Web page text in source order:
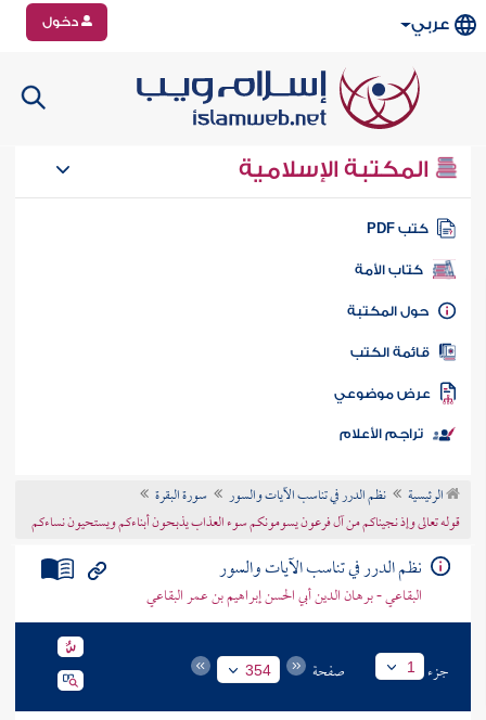
عربي دخول
المكتبة الإسلامية
كتب PDF
كتاب الأمة
المكتبة
الكتب
موضوعي
تراجم الأعلام
الرئيسية نظم الدرر في تناسب الآيات والسور
سورة البقرة
قوله تعالى وإذ نجيناكم من آل فرعون يسومونكم سوء العذاب يذبحون أبناءكم ويستحيون نساءكم
نظم الدرر في تناسب الآيات والسور
البقاعي - برهان الدين أبي الحسن إبراهيم بن عمر البقاعي
جزء 1 صفحة 354